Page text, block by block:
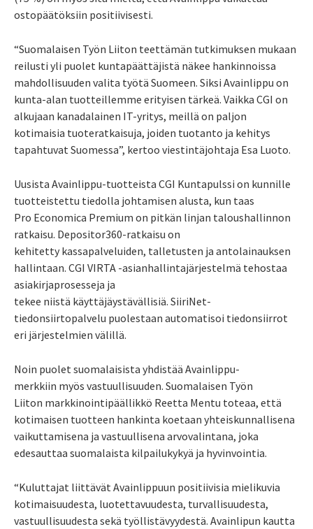
ostopäätöksiin positiivisesti.
“Suomalaisen Työn Liiton teettämän tutkimuksen mukaan
reilusti yli puolet kuntapäättäjistä näkee hankinnoissa
mahdollisuuden valita työtä Suomeen. Siksi Avainlippu on
kunta-alan tuotteillemme erityisen tärkeä. Vaikka CGI on
alkujaan kanadalainen IT-yritys, meillä on paljon
kotimaisia tuoteratkaisuja, joiden tuotanto ja kehitys
tapahtuvat Suomessa”, kertoo viestintäjohtaja Esa Luoto.
Uusista Avainlippu-tuotteista CGI Kuntapulssi on kunnille
tuotteistettu tiedolla johtamisen alusta, kun taas
Pro Economica Premium on pitkän linjan taloushallinnon
ratkaisu. Depositor360-ratkaisu on
kehitetty kassapalveluiden, talletusten ja antolainauksen
hallintaan. CGI VIRTA -asianhallintajärjestelmä tehostaa
asiakirjaprosesseja ja
tekee niistä käyttäjäystävällisiä. SiiriNet-
tiedonsiirtopalvelu puolestaan automatisoi tiedonsiirrot
eri järjestelmien välillä.
Noin puolet suomalaisista yhdistää Avainlippu-
merkkiin myös vastuullisuuden. Suomalaisen Työn
Liiton markkinointipäällikkö Reetta Mentu toteaa, että
kotimaisen tuotteen hankinta koetaan yhteiskunnallisena
vaikuttamisena ja vastuullisena arvovalintana, joka
edesauttaa suomalaista kilpailukykyä ja hyvinvointia.
“Kuluttajat liittävät Avainlippuun positiivisia mielikuvia
kotimaisuudesta, luotettavuudesta, turvallisuudesta,
vastuullisuudesta sekä työllistävyydestä. Avainlipun kautta